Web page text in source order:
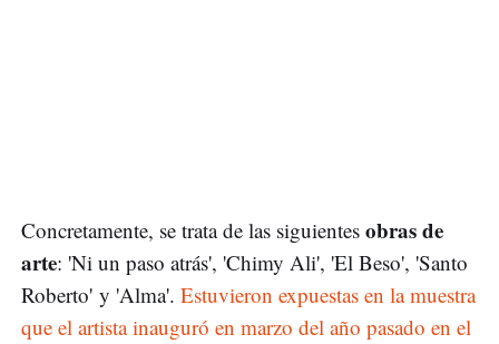
Concretamente, se trata de las siguientes obras de
arte: 'Ni un paso atrás', 'Chimy Ali', 'El Beso', 'Santo
Roberto' y 'Alma'. Estuvieron expuestas en la muestra
que el artista inauguró en marzo del año pasado en el